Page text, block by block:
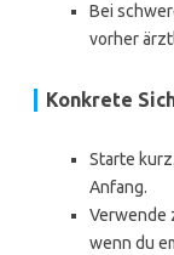
Bei
vorher
Konkrete
Starte
Anfang.
Verwende
wenn du